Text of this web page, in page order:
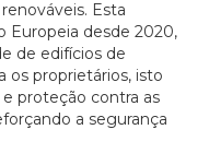
Esta
Europeia desde 2020,
de edifícios de
os proprietários, isto
proteção contra as
a segurança